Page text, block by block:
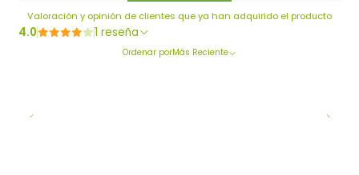
Valoración y opinión de clientes que ya han adquirido el producto
4.0 1 reseña
Ordenar porMás Reciente